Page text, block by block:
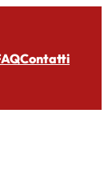
Contatti